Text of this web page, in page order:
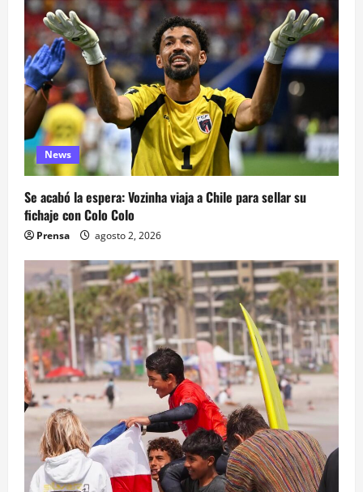
News
Se acabó la espera: Vozinha viaja a Chile para sellar su
fichaje con Colo Colo
Prensa agosto 2, 2026